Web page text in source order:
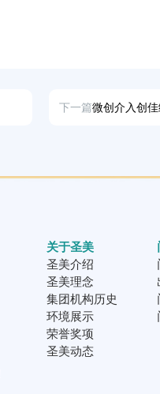
下一篇
关于圣美
圣美介绍
圣美理念
集团机构历史
环境展示
荣誉奖项
圣美动态